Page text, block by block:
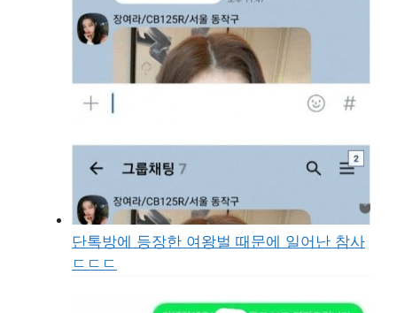
단톡방에 등장한 여왕벌 때문에 일어난 참사
ㄷㄷㄷ